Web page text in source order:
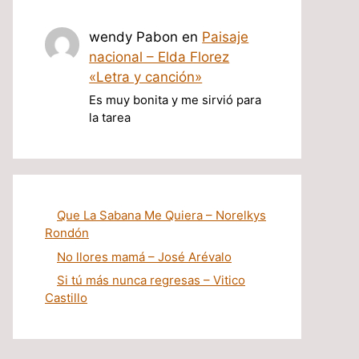
wendy Pabon en Paisaje
nacional – Elda Florez
«Letra y canción»
Es muy bonita y me sirvió para
la tarea
Que La Sabana Me Quiera – Norelkys
Rondón
No llores mamá – José Arévalo
Si tú más nunca regresas – Vitico
Castillo